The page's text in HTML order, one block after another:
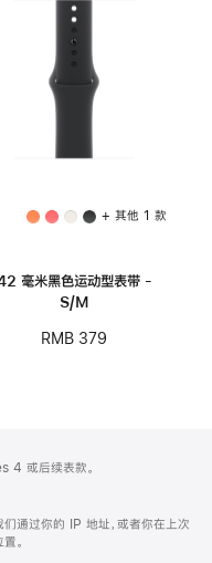
+ 其他 1 款
毫米黑色运动型表带 -
S/M
RMB 379
或后续表款。
通过你的 IP 地址，或者你在上次
。